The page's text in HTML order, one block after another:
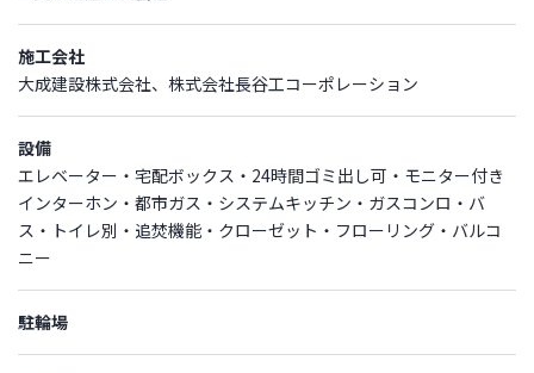
施工会社
大成建設株式会社、株式会社長谷工コーポレーション
設備
エレベーター・宅配ボックス・24時間ゴミ出し可・モニター付き
インターホン・都市ガス・システムキッチン・ガスコンロ・バ
ス・トイレ別・追焚機能・クローゼット・フローリング・バルコ
ニー
駐輪場